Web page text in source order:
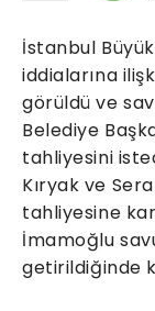
İstanbul
iddialarına
görüldü ve
Belediye
tahliyesini
Kıryak ve
tahliyesine
İmamoğlu
getirildiğinde